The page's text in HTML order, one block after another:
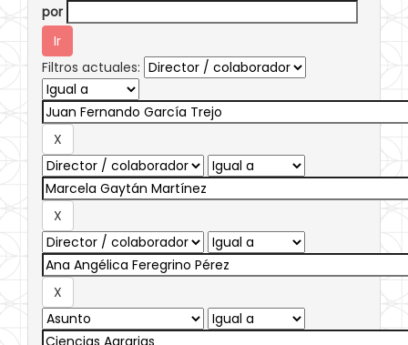
por
Filtros actuales: